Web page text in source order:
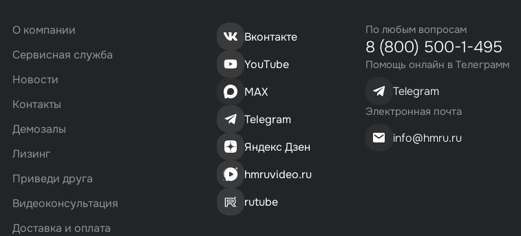
О компании
Сервисная служба
Новости
Контакты
Демозалы
Лизинг
Приведи друга
Видеоконсультация
Доставка и оплата
Вконтакте
YouTube
MAX
Telegram
Яндекс Дзен
hmruvideo.ru
rutube
По любым вопросам
8 (800) 500-1-495
Помощь онлайн в Телеграмм
Telegram
Электронная почта
info@hmru.ru